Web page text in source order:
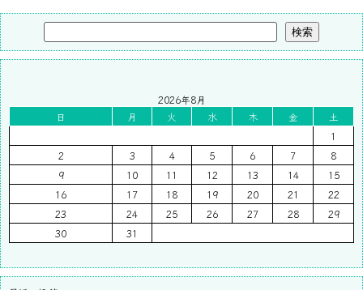
検索
2026年8月
日
月 火 水 木 金
土
1
2
3 4 5 6 7
8
9
10 11 12 13 14
15
16
17 18 19 20 21
22
23
24 25 26 27 28
29
30
31